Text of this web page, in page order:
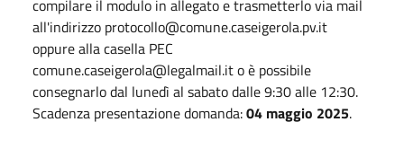
compilare il modulo in allegato e trasmetterlo via mail
all'indirizzo protocollo@comune.caseigerola.pv.it
oppure alla casella PEC
comune.caseigerola@legalmail.it o è possibile
consegnarlo dal lunedì al sabato dalle 9:30 alle 12:30.
Scadenza presentazione domanda:04 maggio 2025.